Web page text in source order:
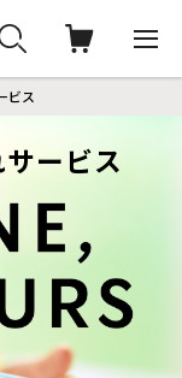
ビス
ービス